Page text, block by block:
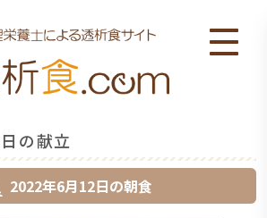
の献立
2022年6月12日の朝食